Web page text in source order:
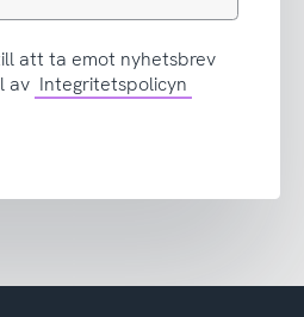
att ta emot nyhetsbrev
av Integritetspolicyn